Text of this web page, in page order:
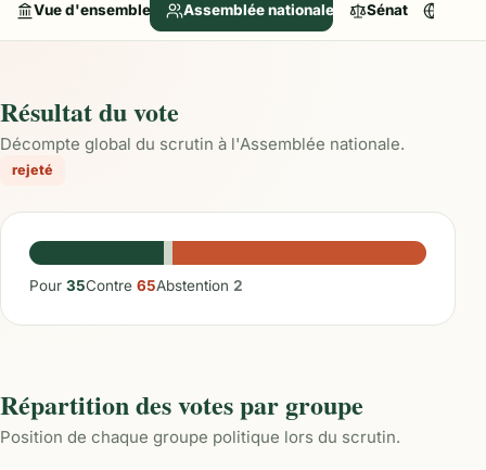
Vue d'ensemble Assemblée nationale Sénat
Résultat du vote
Décompte global du scrutin à l'Assemblée nationale.
rejeté
Pour 35Contre 65Abstention 2
Répartition des votes par groupe
Position de chaque groupe politique lors du scrutin.